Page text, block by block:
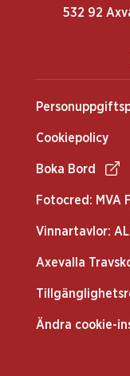
Cookiepolicy
Boka Bord
Fotocred: MVA
Vinnartavlor:
Axevalla
Ändra cookie-
532 92